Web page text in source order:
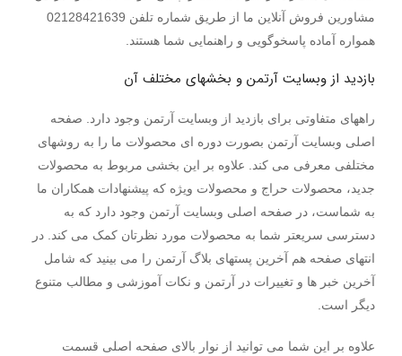
مشاورین فروش آنلاین ما از طریق شماره تلفن 02128421639
همواره آماده پاسخوگویی و راهنمایی شما هستند.
بازدید از وبسایت آرتمن و بخشهای مختلف آن
راههای متفاوتی برای بازدید از وبسایت آرتمن وجود دارد. صفحه
اصلی وبسایت آرتمن بصورت دوره ای محصولات ما را به روشهای
مختلفی معرفی می کند. علاوه بر این بخشی مربوط به محصولات
جدید، محصولات حراج و محصولات ویژه که پیشنهادات همکاران ما
به شماست، در صفحه اصلی وبسایت آرتمن وجود دارد که به
دسترسی سریعتر شما به محصولات مورد نظرتان کمک می کند. در
انتهای صفحه هم آخرین پستهای بلاگ آرتمن را می بینید که شامل
آخرین خبر ها و تغییرات در آرتمن و نکات آموزشی و مطالب متنوع
دیگر است.
علاوه بر این شما می توانید از نوار بالای صفحه اصلی قسمت